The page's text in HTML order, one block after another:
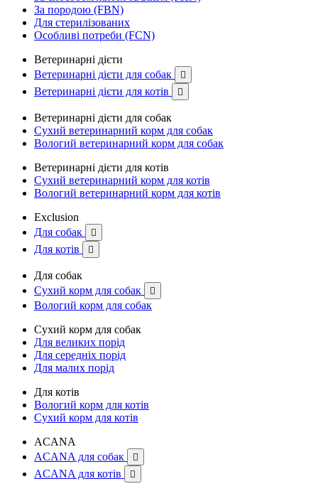
За породою (FBN)
Для стерилізованих
Особливі потреби (FCN)
Ветеринарні дієти
Ветеринарні дієти для собак

Ветеринарні дієти для котів 
Ветеринарні дієти для собак
Сухий ветеринарний корм для собак
Вологий ветеринарний корм для собак
Ветеринарні дієти для котів
Сухий ветеринарний корм для котів
Вологий ветеринарний корм для котів
Exclusion
Для собак

Для котів 
Для собак
Сухий корм для собак

Вологий корм для собак
Сухий корм для собак
Для великих порід
Для середніх порід
Для малих порід
Для котів
Вологий корм для котів
Сухий корм для котів
ACANA
ACANA для собак

ACANA для котів 